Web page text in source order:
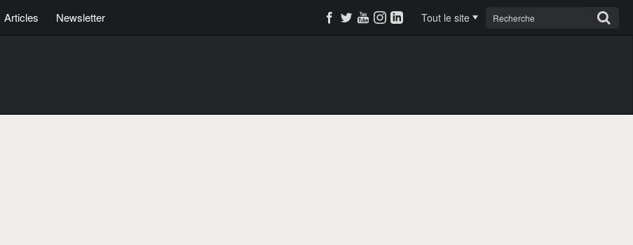
Articles Newsletter Tout le site